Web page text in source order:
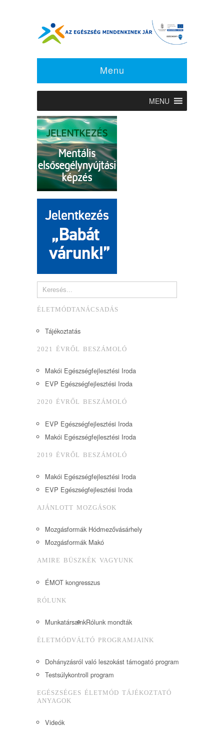
Menu
MENU
ÉLETMÓDTANÁCSADÁS
Tájékoztatás
2021 ÉVRŐL BESZÁMOLÓ
Makói Egészségfejlesztési Iroda
EVP Egészségfejlesztési Iroda
2020 ÉVRŐL BESZÁMOLÓ
EVP Egészségfejlesztési Iroda
Makói Egészségfejlesztési Iroda
2019 ÉVRŐL BESZÁMOLÓ
Makói Egészségfejlesztési Iroda
EVP Egészségfejlesztési Iroda
AJÁNLOTT MOZGÁSOK
Mozgásformák Hódmezővásárhely
Mozgásformák Makó
AMIRE BÜSZKÉK VAGYUNK
ÉMOT kongresszus
RÓLUNK
MunkatársainkRólunk mondták
ÉLETMÓDVÁLTÓ PROGRAMJAINK
Dohányzásról való leszokást támogató program
Testsúlykontroll program
EGÉSZSÉGES ÉLETMÓD TÁJÉKOZTATÓ
ANYAGOK
Videók